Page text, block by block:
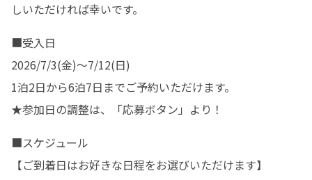
しいただければ幸いです。
■受入日
2026/7/3(金)～7/12(日)
1泊2日から6泊7日までご予約いただけます。
★参加日の調整は、「応募ボタン」より！
■スケジュール
【ご到着日はお好きな日程をお選びいただけます】